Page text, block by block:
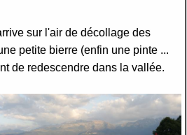
sur l'air de décollage des
petite bierre (enfin une pinte ...
de redescendre dans la vallée.